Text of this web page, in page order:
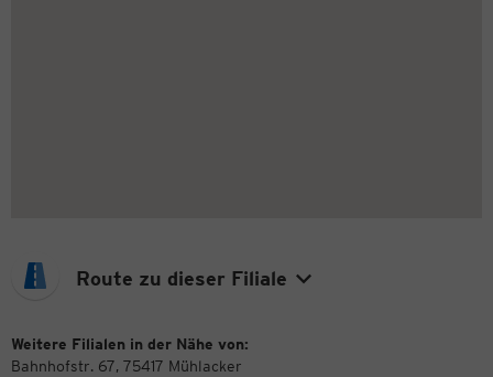
Route zu dieser Filiale
Weitere Filialen in der Nähe von:
Bahnhofstr. 67, 75417 Mühlacker